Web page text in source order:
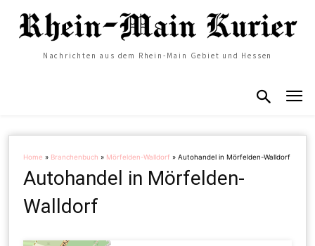
Nachrichten aus dem Rhein-Main Gebiet und Hessen
Home » Branchenbuch » Mörfelden-Walldorf »Autohandel in Mörfelden-Walldorf
Autohandel in Mörfelden-
Walldorf